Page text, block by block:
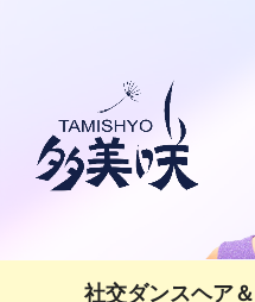
社交ダンスヘア